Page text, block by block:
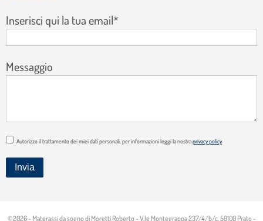
Inserisci qui la tua email*
Messaggio
Autorizzo il trattamento dei miei dati personali, per informazioni leggi la nostraprivacy policy
©2026 - Materassi da sogno di Moretti Roberto - V.le Montegrappa 237/4/b/c, 59100 Prato -